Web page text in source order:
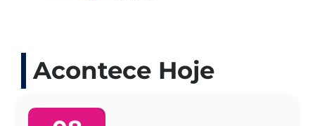
Acontece Hoje